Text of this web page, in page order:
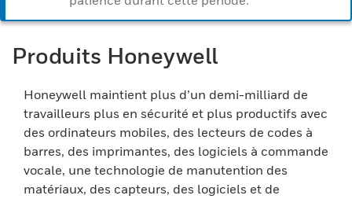
Produits Honeywell
Honeywell maintient plus d’un demi-milliard de
travailleurs plus en sécurité et plus productifs avec
des ordinateurs mobiles, des lecteurs de codes à
barres, des imprimantes, des logiciels à commande
vocale, une technologie de manutention des
matériaux, des capteurs, des logiciels et de